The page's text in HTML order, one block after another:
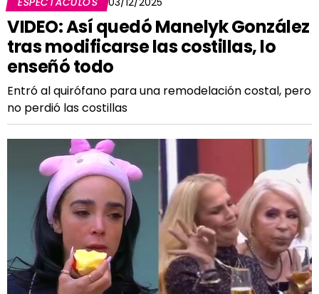
VIDEO: Así quedó Manelyk González
tras modificarse las costillas, lo
enseñó todo
Entró al quirófano para una remodelación costal, pero
no perdió las costillas